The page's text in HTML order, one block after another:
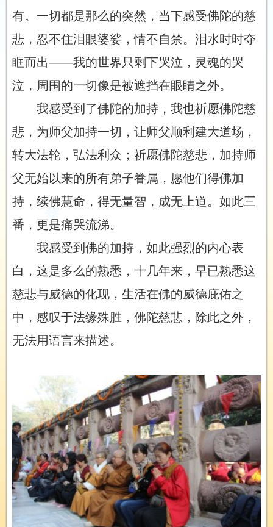
有。一切都是那么的突然，当下感受佛陀的慈
悲，忍不住泪眼婆娑，情不自禁。泪水时时夺
眶而出——我的世界只剩下哭泣，灵魂的哭
泣，周围的一切像是被遮挡在眼睛之外。
我感受到了佛陀的加持，我也祈愿佛陀慈
悲，为师父加持一切，让师父顺利建大道场，
转大法轮，弘法利众；祈愿佛陀慈悲，加持师
父无始以来的所有弟子眷属，愿他们得佛加
持，续佛慧命，得无量智，成无上道。如此三
番，更是痛哭流涕。
我感受到佛的加持，如此强烈的内心表
白，这是多么的熟悉，十几年来，早已熟悉这
慈悲与威德的化现，生活在佛的威德庇佑之
中，感叹于法缘殊胜，佛陀慈悲，除此之外，
无法用语言来描述。